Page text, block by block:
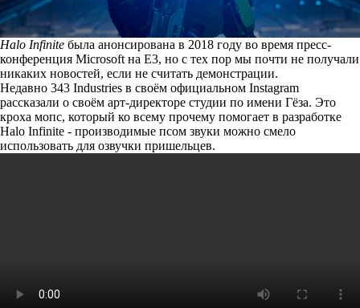
Halo Infinite была анонсирована в 2018 году во время пресс-
конференция Microsoft на E3, но с тех пор мы почти не получали
никаких новостей, если не считать демонстрации.
Недавно 343 Industries в своём официальном Instagram
рассказали о своём арт-директоре студии по имени Гёза. Это
кроха мопс, который ко всему прочему помогает в разработке
Halo Infinite - производимые псом звуки можно смело
использовать для озвучки пришельцев.